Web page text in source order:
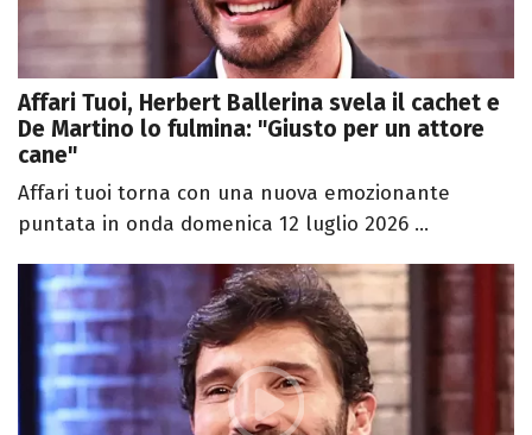
Affari Tuoi, Herbert Ballerina svela il cachet e
De Martino lo fulmina: "Giusto per un attore
cane"
Affari tuoi torna con una nuova emozionante
puntata in onda domenica 12 luglio 2026 ...